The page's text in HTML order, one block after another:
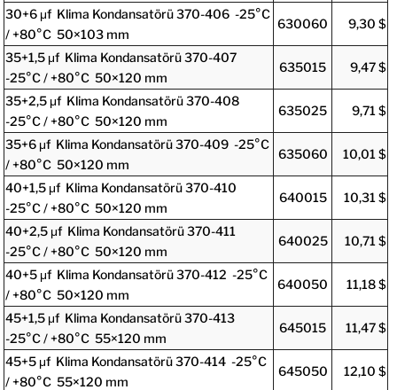
30+6 μf Klima Kondansatörü 370-406 -25°C
/ +80°C 50×103 mm
630060 9,30 $
35+1,5 μf Klima Kondansatörü 370-407
-25°C / +80°C 50×120 mm
635015 9,47 $
35+2,5 μf Klima Kondansatörü 370-408
-25°C / +80°C 50×120 mm
635025 9,71 $
35+6 μf Klima Kondansatörü 370-409 -25°C
/ +80°C 50×120 mm
635060 10,01 $
40+1,5 μf Klima Kondansatörü 370-410
-25°C / +80°C 50×120 mm
640015 10,31 $
40+2,5 μf Klima Kondansatörü 370-411
-25°C / +80°C 50×120 mm
640025 10,71 $
40+5 μf Klima Kondansatörü 370-412 -25°C
/ +80°C 50×120 mm
640050 11,18 $
45+1,5 μf Klima Kondansatörü 370-413
-25°C / +80°C 55×120 mm
645015 11,47 $
45+5 μf Klima Kondansatörü 370-414 -25°C
/ +80°C 55×120 mm
645050 12,10 $